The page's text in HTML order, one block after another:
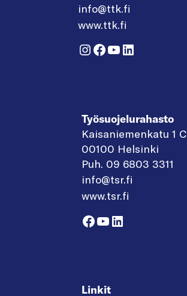
info@ttk.fi
www.ttk.fi
Instagram
Facebook
YouTube
LinkedIn
Työsuojelurahasto
Kaisaniemenkatu 1 C
00100 Helsinki
Puh. 09 6803 3311
info@tsr.fi
www.tsr.fi
Facebook
YouTube
LinkedIn
Linkit